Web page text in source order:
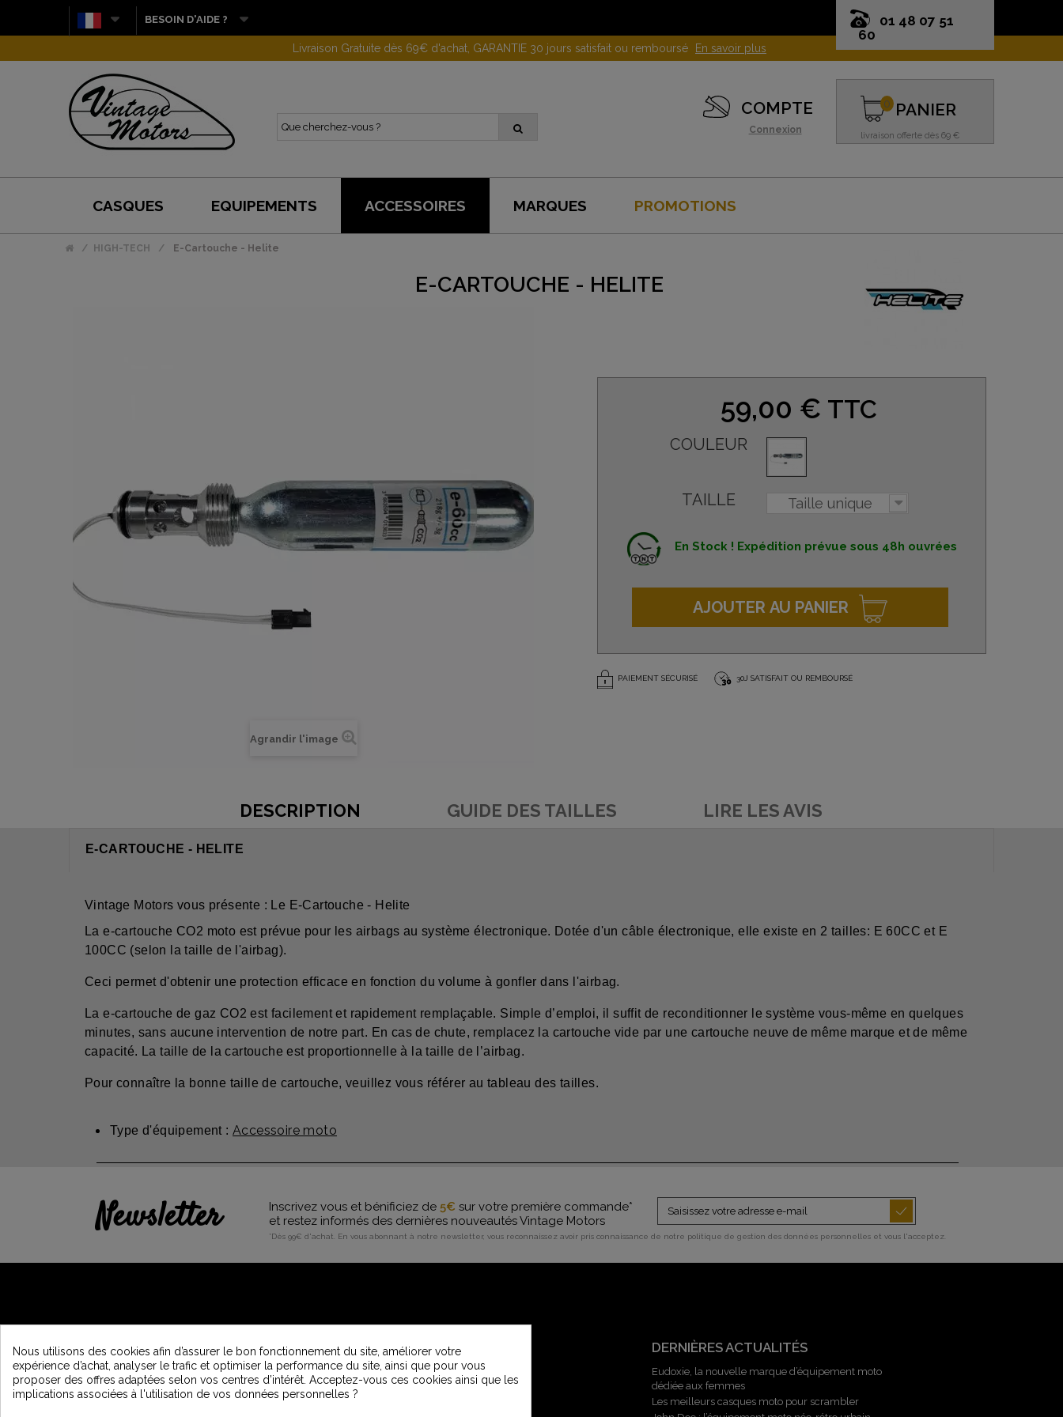
01 48 07 51
60
BESOIN D'AIDE ?
Gagnez 10 euros en parrainant un proche ! En savoir plus
COMPTE
Connexion
PANIER
livraison offerte dès 69 €
0
CASQUES EQUIPEMENTS ACCESSOIRES MARQUES PROMOTIONS
HIGH-TECH E-Cartouche - Helite
E-CARTOUCHE - HELITE
Agrandir l'image
59,00 € TTC
COULEUR
TAILLE Taille unique
En Stock ! Expédition prévue sous 48h ouvrées
AJOUTER AU PANIER
PAIEMENT SÉCURISÉ 30J SATISFAIT OU REMBOURSÉ
DESCRIPTION GUIDE DES TAILLES LIRE LES AVIS
E-CARTOUCHE - HELITE
Vintage Motors vous présente : Le E-Cartouche - Helite
La e-cartouche CO2 moto est prévue pour les airbags au système électronique. Dotée d'un câble électronique, elle existe en 2 tailles: E 60CC et E
100CC (selon la taille de l'airbag).
Ceci permet d'obtenir une protection efficace en fonction du volume à gonfler dans l'airbag.
La e-cartouche de gaz CO2 est facilement et rapidement remplaçable. Simple d’emploi, il suffit de reconditionner le système vous-même en quelques
minutes, sans aucune intervention de notre part. En cas de chute, remplacez la cartouche vide par une cartouche neuve de même marque et de même
capacité. La taille de la cartouche est proportionnelle à la taille de l’airbag.
Pour connaître la bonne taille de cartouche, veuillez vous référer au tableau des tailles.
Type d'équipement : Accessoire moto
Newsletter Inscrivez vous et bénificiez de 5€ sur votre première commande*
et restez informés des dernières nouveautés Vintage Motors
*Dès 99€ d'achat. En vous abonnant à notre newsletter, vous reconnaissez avoir pris connaissance de notre politique de gestion des données personnelles et vous l'acceptez.
A PROPOS DE VINTAGE
Qui sommes nous ?
Programme de Fidélité et Parrainage
SERVICE CLIENT
Contactez-nous
Service Clients Vintage Motors
DERNIÈRES ACTUALITÉS
Eudoxie, la nouvelle marque d’équipement moto
dédiée aux femmes
Les meilleurs casques moto pour scrambler
Nous utilisons des cookies afin d’assurer le bon fonctionnement du site, améliorer votre
expérience d’achat, analyser le trafic et optimiser la performance du site, ainsi que pour vous
proposer des offres adaptées selon vos centres d’intérêt. Acceptez-vous ces cookies ainsi que les
implications associées à l'utilisation de vos données personnelles ?